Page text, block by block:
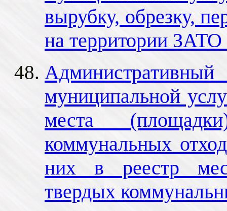
вырубку, обрезку,
на территории
Административный
муниципальной
места
коммунальных
них в реестр
твердых